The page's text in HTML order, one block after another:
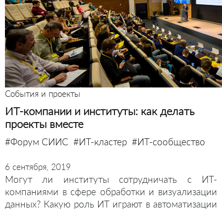
События и проекты
ИТ-компании и институты: как делать
проекты вместе
#Форум СИИС #ИТ-кластер #ИТ-сообщество
6 сентября, 2019
Могут ли институты сотрудничать с ИТ-
компаниями в сфере обработки и визуализации
данных? Какую роль ИТ играют в автоматизации